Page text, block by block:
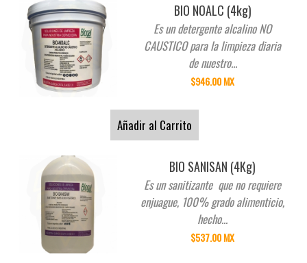
BIO NOALC (4kg)
Es un detergente alcalino NO
CAUSTICO para la limpieza diaria
de nuestro...
$946.00 MX
Añadir al Carrito
BIO SANISAN (4Kg)
Es un sanitizante que no requiere
enjuague, 100% grado alimenticio,
hecho...
$537.00 MX